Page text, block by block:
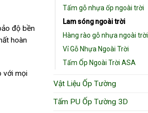
độ bền
hoàn
với mọi
Tấm gỗ nhựa ốp ngoài trời
Lam sóng ngoài trời
Hàng rào gỗ nhựa ngoài trời
Vỉ Gỗ Nhựa Ngoài Trời
Tấm Ốp Ngoài Trời ASA
Vật Liệu Ốp Tường
Tấm PU Ốp Tường 3D